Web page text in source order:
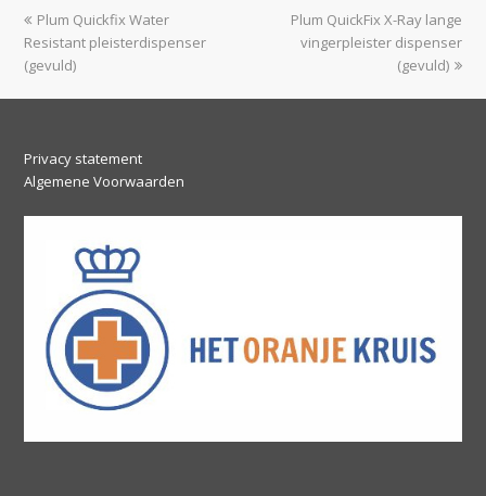
previous
post:
Plum Quickfix Water
Resistant pleisterdispenser
(gevuld)
next
post:
Plum QuickFix X-Ray lange
vingerpleister dispenser
(gevuld)
Privacy statement
Algemene Voorwaarden